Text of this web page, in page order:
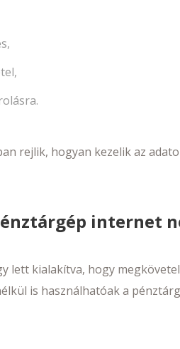
rejlik, hogyan kezelik az
internet
lett kialakítva, hogy
is használhatóak a